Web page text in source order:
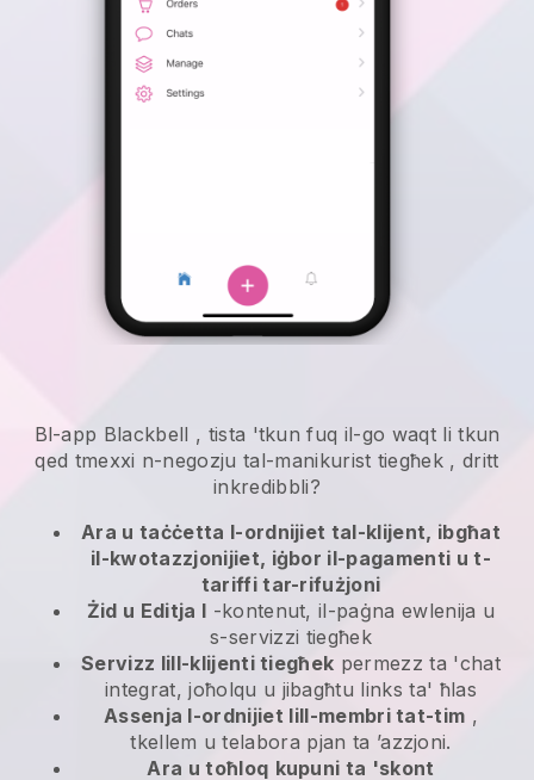
Bl-app Blackbell , tista 'tkun fuq il-go waqt li tkun
qed tmexxi n-negozju tal-manikurist tiegħek , dritt
inkredibbli?
Ara u taċċetta l-ordnijiet tal-klijent, ibgħat
il-kwotazzjonijiet, iġbor il-pagamenti u t-
tariffi tar-rifużjoni
Żid u Editja l -kontenut, il-paġna ewlenija u
s-servizzi tiegħek
Servizz lill-klijenti tiegħek permezz ta 'chat
integrat, joħolqu u jibagħtu links ta' ħlas
Assenja l-ordnijiet lill-membri tat-tim ,
tkellem u telabora pjan ta ’azzjoni.
Ara u toħloq kupuni ta 'skont